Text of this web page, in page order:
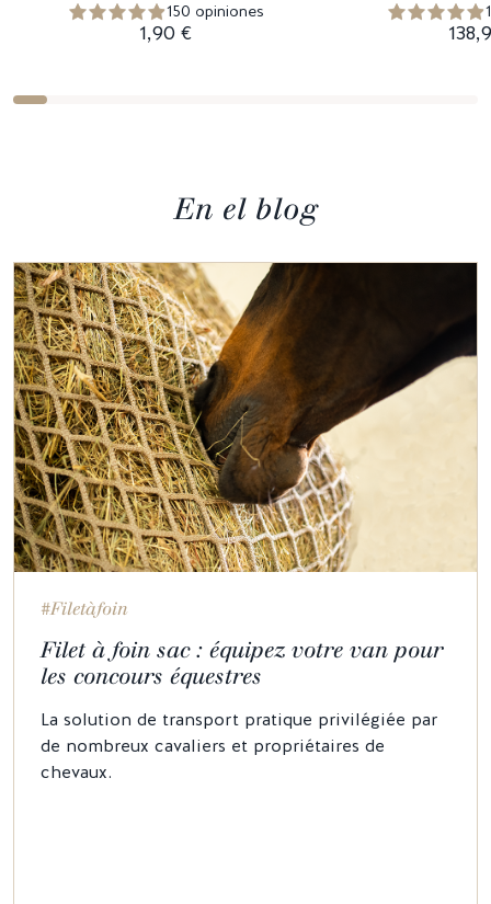
150 opiniones
1,90 €
En el blog
#Filetàfoin
Filet à foin sac : équipez votre van pour
les concours équestres
La solution de transport pratique privilégiée par
de nombreux cavaliers et propriétaires de
chevaux.